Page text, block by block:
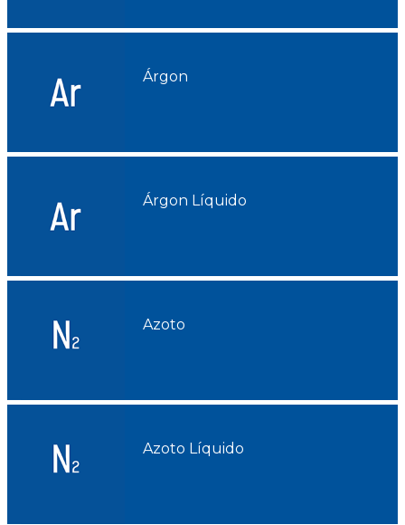
Árgon
Árgon Líquido
Azoto
Azoto Líquido